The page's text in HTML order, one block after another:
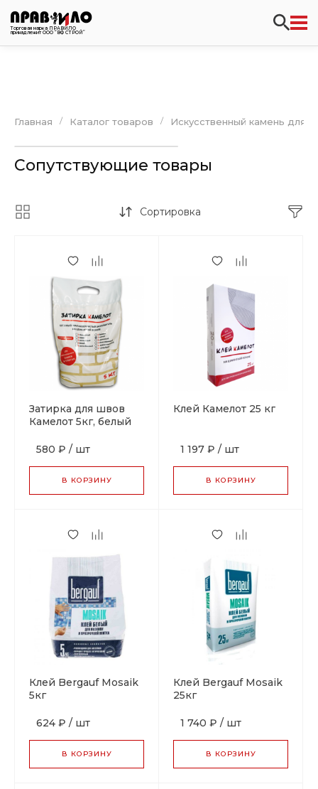
Торговая марка ПРАВИЛО
принадлежит ООО “ВФ СТРОЙ”
Главная / Каталог товаров / Искусственный камень для
Сопутствующие товары
Сортировка
Затирка для швов
Камелот 5кг, белый
580 ₽ / шт
В КОРЗИНУ
Клей Камелот 25 кг
1 197 ₽ / шт
В КОРЗИНУ
Клей Bergauf Mosaik
5кг
624 ₽ / шт
В КОРЗИНУ
Клей Bergauf Mosaik
25кг
1 740 ₽ / шт
В КОРЗИНУ